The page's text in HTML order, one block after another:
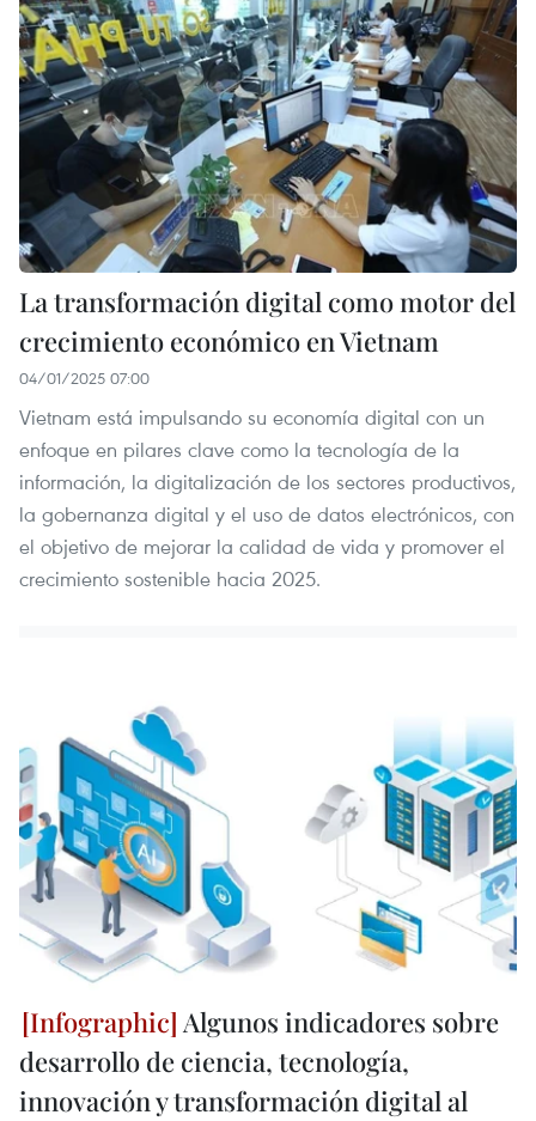
La transformación digital como motor del
crecimiento económico en Vietnam
04/01/2025 07:00
Vietnam está impulsando su economía digital con un
enfoque en pilares clave como la tecnología de la
información, la digitalización de los sectores productivos,
la gobernanza digital y el uso de datos electrónicos, con
el objetivo de mejorar la calidad de vida y promover el
crecimiento sostenible hacia 2025.
Algunos indicadores sobre
desarrollo de ciencia, tecnología,
innovación y transformación digital al